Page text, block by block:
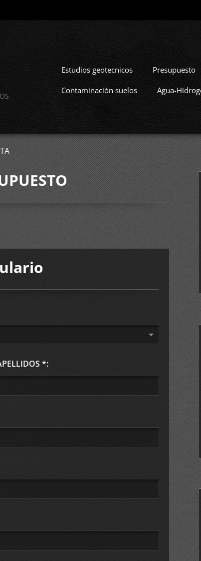
Estudios geotecnicos Presupuesto
Contaminación suelos Agua-
*: